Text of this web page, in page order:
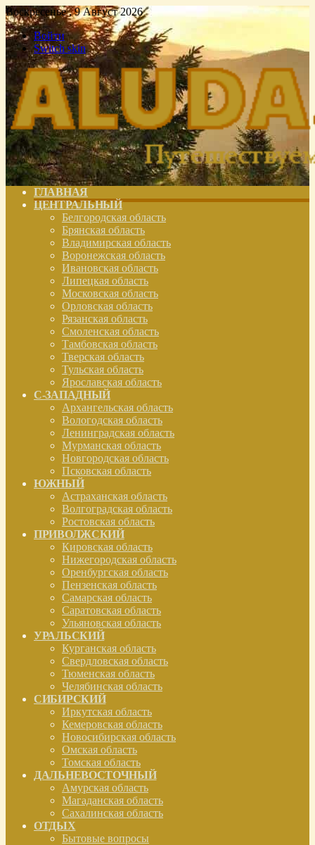
Воскресенье , 9 Август 2026
Войти
Switch skin
ГЛАВНАЯ
ЦЕНТРАЛЬНЫЙ
Белгородская область
Брянская область
Владимирская область
Воронежская область
Ивановская область
Липецкая область
Московская область
Орловская область
Рязанская область
Смоленская область
Тамбовская область
Тверская область
Тульская область
Ярославская область
С-ЗАПАДНЫЙ
Архангельская область
Вологодская область
Ленинградская область
Мурманская область
Новгородская область
Псковская область
ЮЖНЫЙ
Астраханская область
Волгоградская область
Ростовская область
ПРИВОЛЖСКИЙ
Кировская область
Нижегородская область
Оренбургская область
Пензенская область
Самарская область
Саратовская область
Ульяновская область
УРАЛЬСКИЙ
Курганская область
Свердловская область
Тюменская область
Челябинская область
СИБИРСКИЙ
Иркутская область
Кемеровская область
Новосибирская область
Омская область
Томская область
ДАЛЬНЕВОСТОЧНЫЙ
Амурская область
Магаданская область
Сахалинская область
ОТДЫХ
Бытовые вопросы